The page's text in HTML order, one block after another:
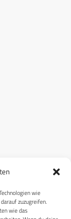
wie
zuzugreifen.
wie das